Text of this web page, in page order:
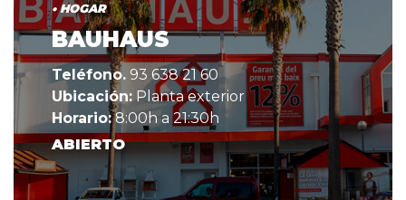
• HOGAR
BAUHAUS
Teléfono. 93 638 21 60
Ubicación: Planta exterior
Horario:8:00h a 21:30h
ABIERTO